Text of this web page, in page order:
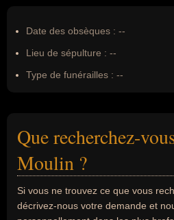
Date des obsèques : --
Lieu de sépulture : --
Type de funérailles : --
Que recherchez-
Moulin ?
Si vous ne trouvez ce que vous
décrivez-nous votre demande et